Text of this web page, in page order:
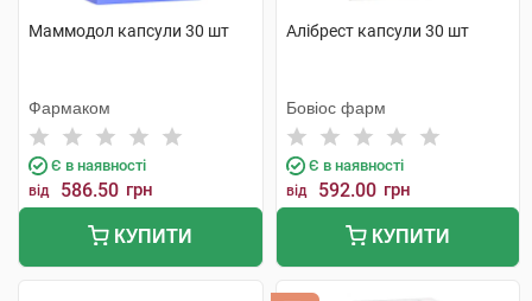
Маммодол капсули 30 шт
Фармаком
Є в наявності
від 586.50 грн
КУПИТИ
Алібрест капсули 30 шт
Бовіос фарм
Є в наявності
від 592.00 грн
КУПИТИ